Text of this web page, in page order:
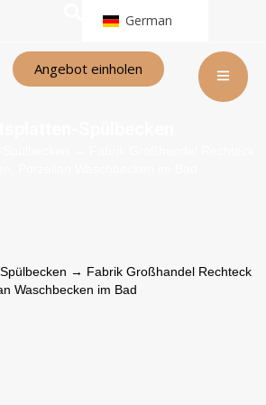
German
Angebot einholen
→ Fabrik Großhandel Rechteck
Waschbecken im Bad